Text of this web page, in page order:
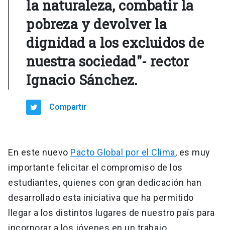
la naturaleza, combatir la
pobreza y devolver la
dignidad a los excluidos de
nuestra sociedad"- rector
Ignacio Sánchez.
Compartir
En este nuevo Pacto Global por el Clima, es muy
importante felicitar el compromiso de los
estudiantes, quienes con gran dedicación han
desarrollado esta iniciativa que ha permitido
llegar a los distintos lugares de nuestro país para
incorporar a los jóvenes en un trabajo